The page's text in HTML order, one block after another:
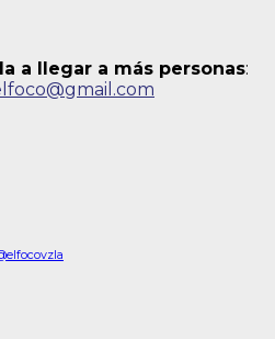
a llegar a más personas: